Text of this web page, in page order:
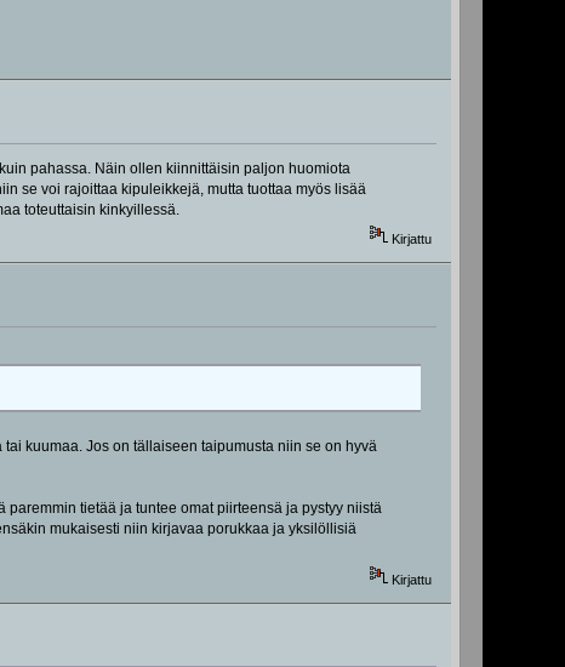
pahassa. Näin ollen kiinnittäisin paljon huomiota
se voi rajoittaa kipuleikkejä, mutta tuottaa myös lisää
toteuttaisin kinkyillessä.
Kirjattu
kuumaa. Jos on tällaiseen taipumusta niin se on hyvä
tietää ja tuntee omat piirteensä ja pystyy niistä
mukaisesti niin kirjavaa porukkaa ja yksilöllisiä
Kirjattu